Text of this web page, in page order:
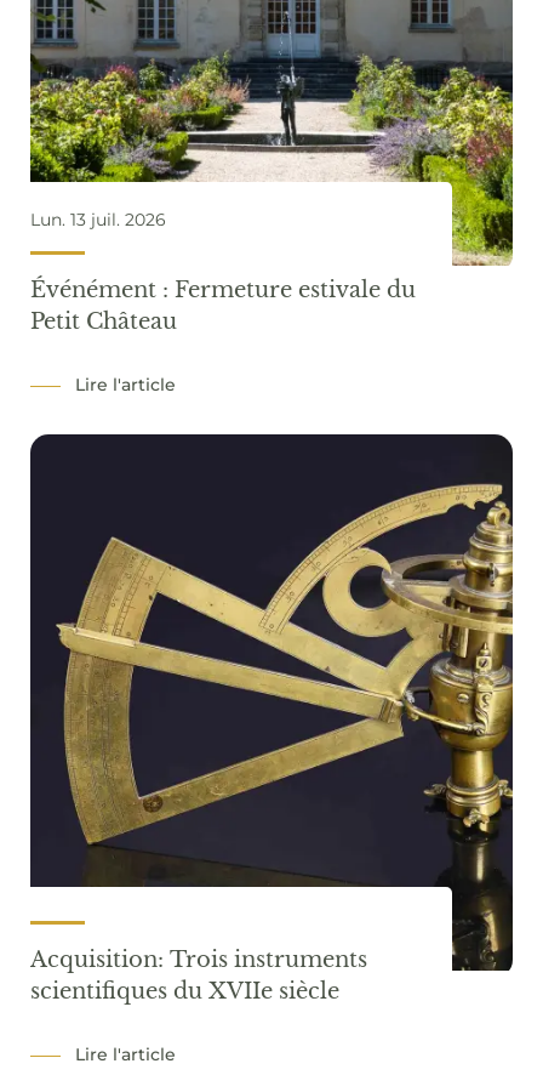
Lun. 13 juil. 2026
Événément : Fermeture estivale du
Petit Château
Lire l'article
Acquisition: Trois instruments
scientifiques du XVIIe siècle
Lire l'article